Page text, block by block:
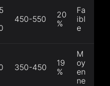
450-550
20
%
Fa
ibl
e
350-450
19
%
M
oy
en
ne